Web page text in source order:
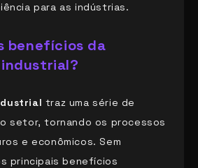
para as indústrias.
benefícios da
traz uma série de
setor, tornando os processos
e econômicos. Sem
principais benefícios